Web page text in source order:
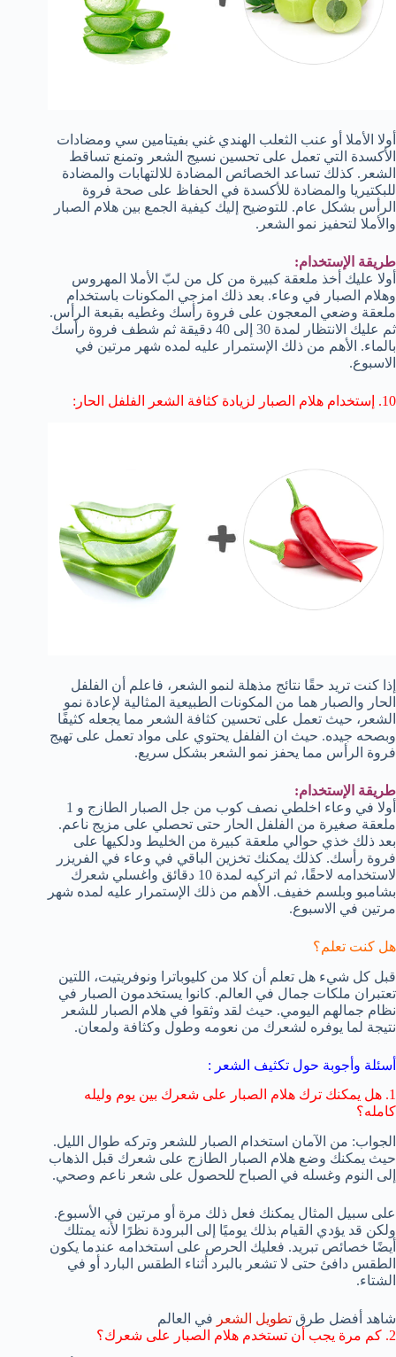
أولا الأملا أو عنب الثعلب الهندي غني بفيتامين سي ومضادات
الأكسدة التي تعمل على تحسين نسيج الشعر وتمنع تساقط
الشعر. كذلك تساعد الخصائص المضادة للالتهابات والمضادة
للبكتيريا والمضادة للأكسدة في الحفاظ على صحة فروة
الرأس بشكل عام. للتوضيح إليك كيفية الجمع بين هلام الصبار
والأملا لتحفيز نمو الشعر.
طريقة الإستخدام:
أولا عليك أخذ ملعقة كبيرة من كل من لبّ الأملا المهروس
وهلام الصبار في وعاء. بعد ذلك امزجي المكونات باستخدام
ملعقة وضعي المعجون على فروة رأسك وغطيه بقبعة الرأس.
ثم عليك الانتظار لمدة 30 إلى 40 دقيقة ثم شطف فروة رأسك
بالماء. الأهم من ذلك الإستمرار عليه لمده شهر مرتين في
الاسبوع.
10. إستخدام هلام الصبار لزيادة كثافة الشعر الفلفل الحار:
إذا كنت تريد حقًا نتائج مذهلة لنمو الشعر، فاعلم أن الفلفل
الحار والصبار هما من المكونات الطبيعية المثالية لإعادة نمو
الشعر، حيث تعمل على تحسين كثافة الشعر مما يجعله كثيفًا
وبصحه جيده. حيث ان الفلفل يحتوي على مواد تعمل على تهيج
فروة الرأس مما يحفز نمو الشعر بشكل سريع.
طريقة الإستخدام:
أولا في وعاء اخلطي نصف كوب من جل الصبار الطازج و 1
ملعقة صغيرة من الفلفل الحار حتى تحصلي على مزيج ناعم.
بعد ذلك خذي حوالي ملعقة كبيرة من الخليط ودلكيها على
فروة رأسك. كذلك يمكنك تخزين الباقي في وعاء في الفريزر
لاستخدامه لاحقًا، ثم اتركيه لمدة 10 دقائق واغسلي شعرك
بشامبو وبلسم خفيف. الأهم من ذلك الإستمرار عليه لمده شهر
مرتين في الاسبوع.
هل كنت تعلم؟
قبل كل شيء هل تعلم أن كلا من كليوباترا ونوفريتيت، اللتين
تعتبران ملكات جمال في العالم. كانوا يستخدمون الصبار في
نظام جمالهم اليومي. حيث لقد وثقوا في هلام الصبار للشعر
نتيجة لما يوفره لشعرك من نعومه وطول وكثافة ولمعان.
أسئلة وأجوبة حول تكثيف الشعر :
1. هل يمكنك ترك هلام الصبار على شعرك بين يوم وليله
كامله؟
الجواب: من الآمان استخدام الصبار للشعر وتركه طوال الليل.
حيث يمكنك وضع هلام الصبار الطازج على شعرك قبل الذهاب
إلى النوم وغسله في الصباح للحصول على شعر ناعم وصحي.
على سبيل المثال يمكنك فعل ذلك مرة أو مرتين في الأسبوع.
ولكن قد يؤدي القيام بذلك يوميًا إلى البرودة نظرًا لأنه يمتلك
أيضًا خصائص تبريد. فعليك الحرص على استخدامه عندما يكون
الطقس دافئ حتى لا تشعر بالبرد أثناء الطقس البارد أو في
الشتاء.
شاهد أفضل طرق تطويل الشعر في العالم
2. كم مرة يجب أن تستخدم هلام الصبار على شعرك؟